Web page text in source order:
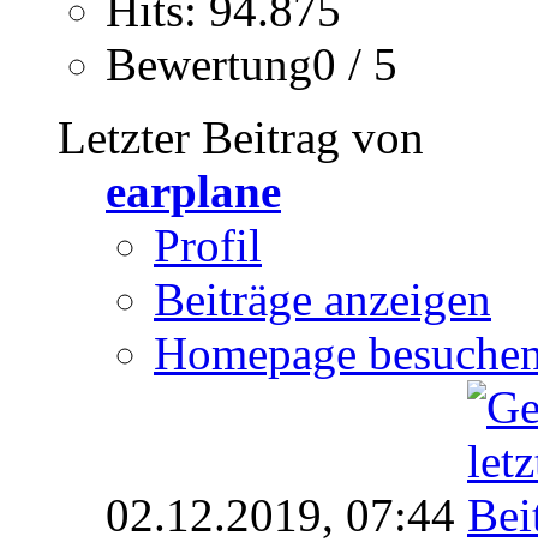
Bewertung0 / 5
Letzter Beitrag von
earplane
Profil
Beiträge anzeigen
Homepage
02.12.2019, 07:44